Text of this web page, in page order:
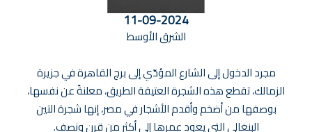
11-09-2024
الشرق الأوسط
مجرد الدخول إلى الشارع المؤدّي إلى برج القاهرة في جزيرة
الزمالك، تقطع هذه الشجرة العتيقة الطريق، معلنةً عن نفسها،
بوصفها من أضخم وأقدم الأشجار في مصر، إنها شجرة التين
البنغالي التي يعود عمرها إلى أكثر من قرن ونصف.